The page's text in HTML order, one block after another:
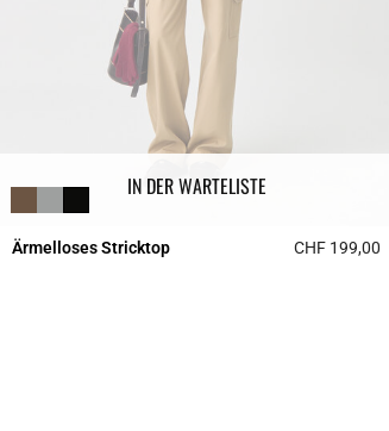
IN DER WARTELISTE
Ärmelloses Stricktop CHF 199,00